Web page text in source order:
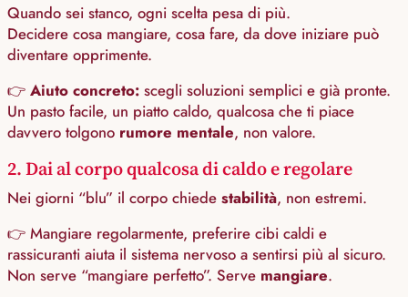
Quando sei stanco, ogni scelta pesa di più.
Decidere cosa mangiare, cosa fare, da dove iniziare può
diventare opprimente.
👉 Aiuto concreto: scegli soluzioni semplici e già pronte.
Un pasto facile, un piatto caldo, qualcosa che ti piace
davvero tolgono rumore mentale, non valore.
2. Dai al corpo qualcosa di caldo e regolare
Nei giorni “blu” il corpo chiede stabilità, non estremi.
👉 Mangiare regolarmente, preferire cibi caldi e
rassicuranti aiuta il sistema nervoso a sentirsi più al sicuro.
Non serve “mangiare perfetto”. Serve mangiare.